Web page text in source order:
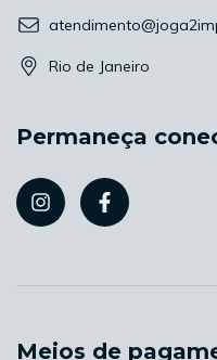
Rio de Janeiro
Permaneça
Meios de